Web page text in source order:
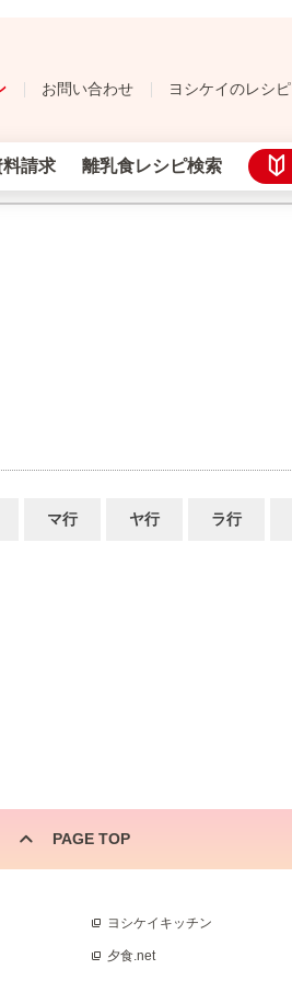
お問い合わせ ヨシケイのレシピ
料請求 離乳食レシピ検索
マ行 ヤ行 ラ行
PAGE TOP
ヨシケイキッチン
夕食.net